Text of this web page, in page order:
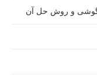
گوشی و روش حل آن